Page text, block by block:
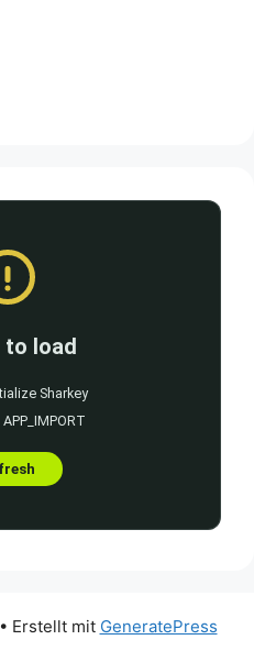
• Erstellt mit GeneratePress